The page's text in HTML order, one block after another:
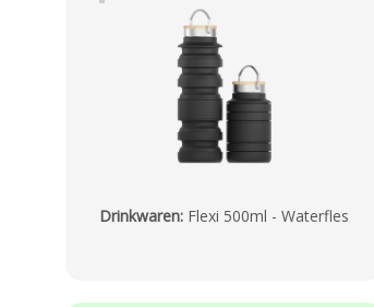
Drinkwaren: Flexi 500ml - Waterfles